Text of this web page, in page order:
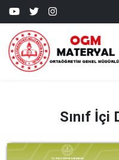
Sınıf İçi